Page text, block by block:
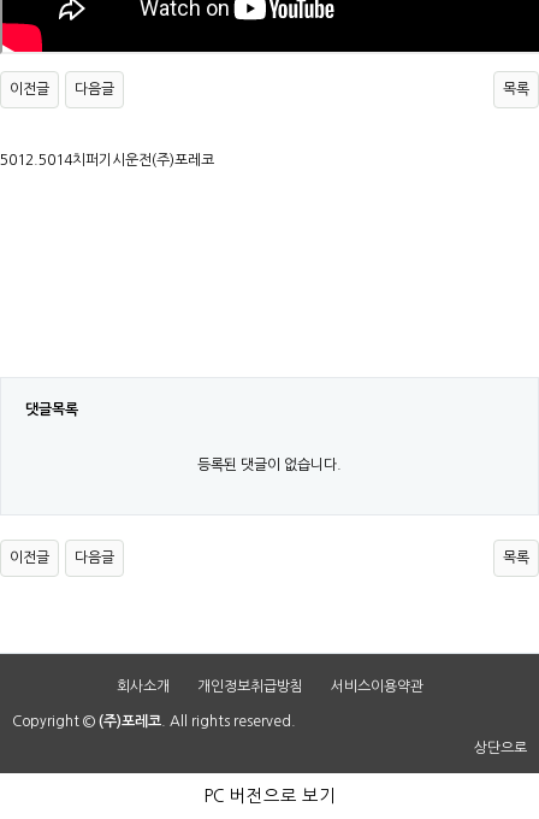
이전글 다음글 목록
5012.5014치퍼기시운전(주)포레코
댓글목록
등록된 댓글이 없습니다.
이전글 다음글 목록
회사소개 개인정보취급방침 서비스이용약관
Copyright © (주)포레코. All rights reserved.
상단으로
PC 버전으로 보기